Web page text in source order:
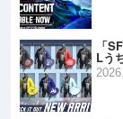
「
Lう